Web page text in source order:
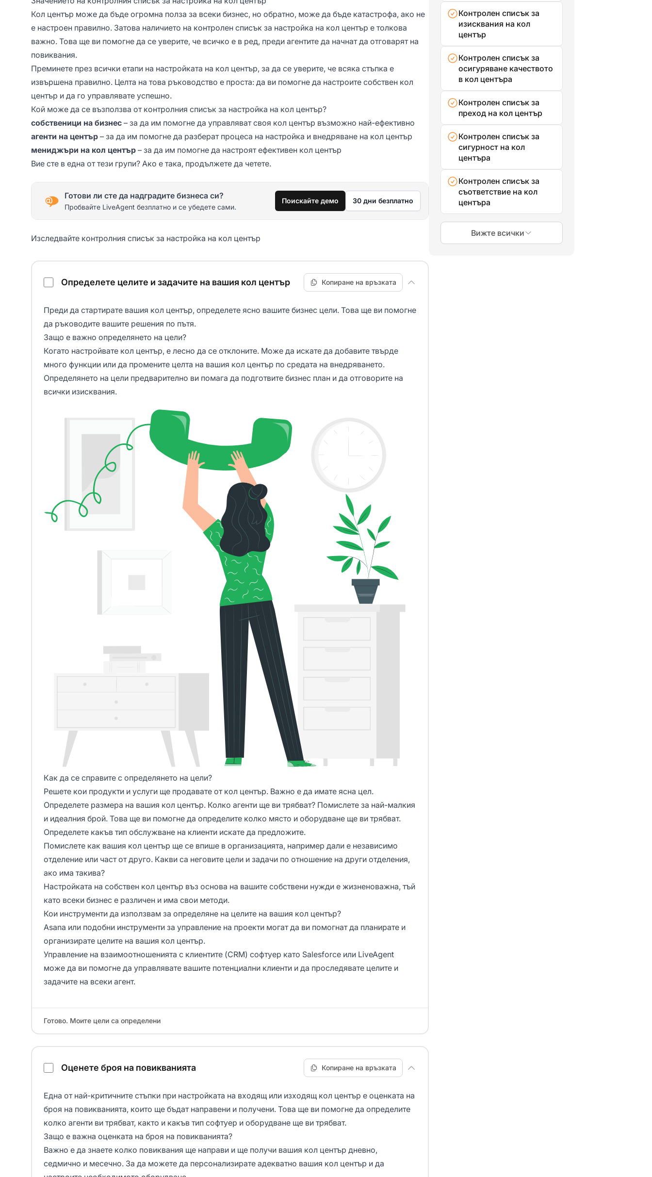
Кол център може да бъде огромна полза за всеки бизнес, но обратно, може да бъде катастрофа, ако не
е настроен правилно. Затова наличието на контролен списък за настройка на кол център е толкова
важно. Това ще ви помогне да се уверите, че всичко е в ред, преди агентите да начнат да отговарят на
повиквания.
Преминете през всички етапи на настройката на кол център, за да се уверите, че всяка стъпка е
извършена правилно. Целта на това ръководство е проста: да ви помогне да настроите собствен кол
център и да го управлявате успешно.
Кой може да се възползва от контролния списък за настройка на кол център?
собственици на бизнес – за да им помогне да управляват своя кол център възможно най-ефективно
агенти на център – за да им помогне да разберат процеса на настройка и внедряване на кол център
мениджъри на кол център – за да им помогне да настроят ефективен кол център
Вие сте в една от тези групи? Ако е така, продължете да четете.
Готови ли сте да надградите бизнеса си?
Пробвайте LiveAgent безплатно и се убедете сами.
Поискайте демо 30 дни безплатно
Изследвайте контролния списък за настройка на кол център
Контролен списък за настройка на кол център
Определете целите и задачите на вашия кол център Копиране на връзката
Преди да стартирате вашия кол център, определете ясно вашите бизнес цели. Това ще ви помогне
да ръководите вашите решения по пътя.
Защо е важно определянето на цели?
Когато настройвате кол център, е лесно да се отклоните. Може да искате да добавите твърде
много функции или да промените целта на вашия кол център по средата на внедряването.
Определянето на цели предварително ви помага да подготвите бизнес план и да отговорите на
всички изисквания.
Как да се справите с определянето на цели?
Решете кои продукти и услуги ще продавате от кол център. Важно е да имате ясна цел.
Определете размера на вашия кол център. Колко агенти ще ви трябват? Помислете за най-малкия
и идеалния брой. Това ще ви помогне да определите колко място и оборудване ще ви трябват.
Определете какъв тип обслужване на клиенти искате да предложите.
Помислете как вашия кол център ще се впише в организацията, например дали е независимо
отделение или част от друго. Какви са неговите цели и задачи по отношение на други отделения,
ако има такива?
Настройката на собствен кол център въз основа на вашите собствени нужди е жизненоважна, тъй
като всеки бизнес е различен и има свои методи.
Кои инструменти да използвам за определяне на целите на вашия кол център?
Asana или подобни инструменти за управление на проекти могат да ви помогнат да планирате и
организирате целите на вашия кол център.
Управление на взаимоотношенията с клиентите (CRM) софтуер като Salesforce или LiveAgent
може да ви помогне да управлявате вашите потенциални клиенти и да проследявате целите и
задачите на всеки агент.
Готово. Моите цели са определени
Оценете броя на повикванията Копиране на връзката
Една от най-критичните стъпки при настройката на входящ или изходящ кол център е оценката на
броя на повикванията, които ще бъдат направени и получени. Това ще ви помогне да определите
колко агенти ви трябват, както и какъв тип софтуер и оборудване ще ви трябват.
Защо е важна оценката на броя на повикванията?
Важно е да знаете колко повиквания ще направи и ще получи вашия кол център дневно,
седмично и месечно. За да можете да персонализирате адекватно вашия кол център и да
Контролен списък за
изисквания на кол
център
Контролен списък за
осигуряване качеството
в кол центъра
Контролен списък за
преход на кол център
Контролен списък за
сигурност на кол
центъра
Контролен списък за
съответствие на кол
центъра
Вижте всички